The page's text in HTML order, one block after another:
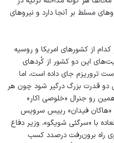
مسلط بر آنجا دارد و نیروهای
کدام از کشورهای امریکا و روسیه
این دو کشور از کُردهای
تروریزم جای داده است، اما
دو قدرت بزرگ درگیر شود چون هر
رو جنرال «خلوصی اکار»
فیدان» رییس سرویس
با «سرگئی شویگو»، وزیر دفاع
راه برون‌رفت درصدد کسب